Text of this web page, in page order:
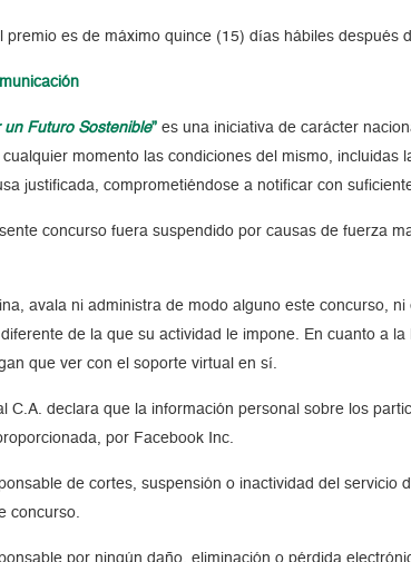
premio es de máximo quince (15) días hábiles después
un Futuro Sostenible” es una iniciativa de carácter
momento las condiciones del mismo,
justificada, comprometiéndose a notificar con
concurso fuera suspendido por causas de fuerza
avala ni administra de modo alguno este concurso,
de la que su actividad le impone. En cuanto a
que ver con el soporte virtual en sí.
C.A. declara que la información personal sobre los
por Facebook Inc.
de cortes, suspensión o inactividad del
concurso.
por ningún daño, eliminación o pérdida